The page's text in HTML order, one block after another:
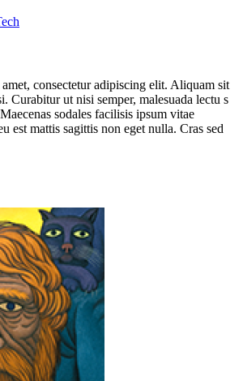
consectetur adipiscing elit. Aliquam sit
Curabitur ut nisi semper, malesuada lectu s
sodales facilisis ipsum vitae
est mattis sagittis non eget nulla. Cras sed